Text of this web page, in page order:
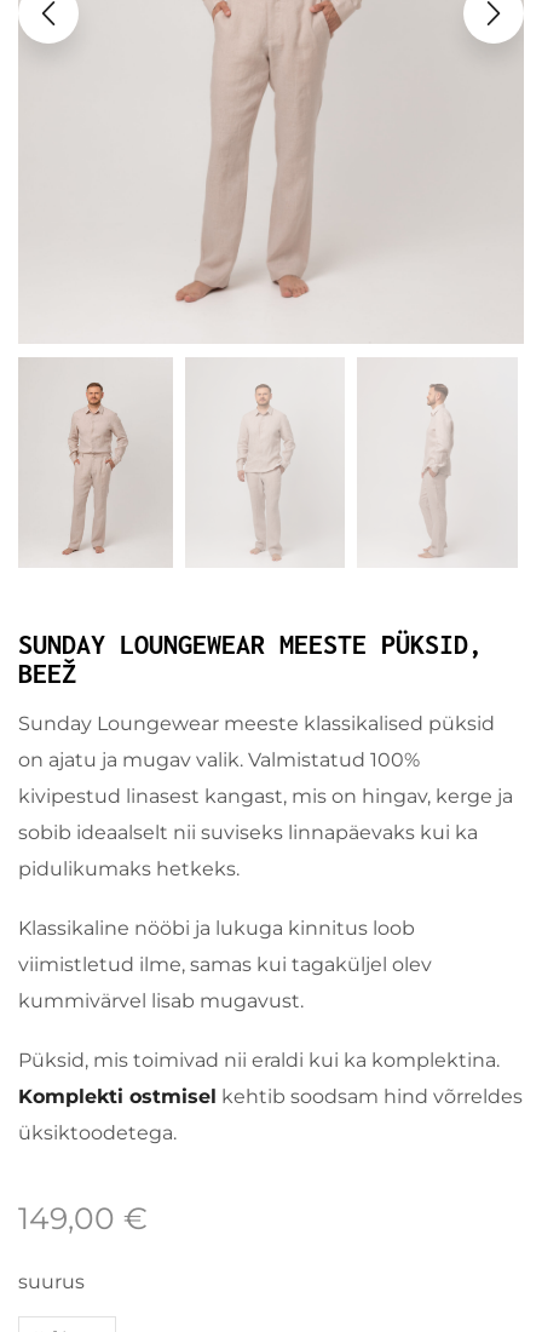
SUNDAY LOUNGEWEAR MEESTE PÜKSID,
BEEŽ
Sunday Loungewear meeste klassikalised püksid
on ajatu ja mugav valik. Valmistatud 100%
kivipestud linasest kangast, mis on hingav, kerge ja
sobib ideaalselt nii suviseks linnapäevaks kui ka
pidulikumaks hetkeks.
Klassikaline nööbi ja lukuga kinnitus loob
viimistletud ilme, samas kui tagaküljel olev
kummivärvel lisab mugavust.
Püksid, mis toimivad nii eraldi kui ka komplektina.
Komplekti ostmisel kehtib soodsam hind võrreldes
üksiktoodetega.
149,00 €
suurus